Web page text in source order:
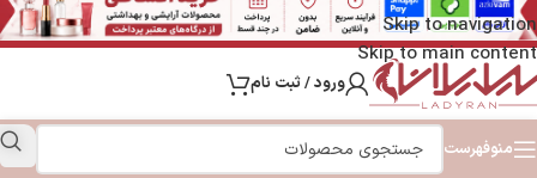
Skip to navigation
Skip to main content
ورود / ثبت نام
منوفهرست